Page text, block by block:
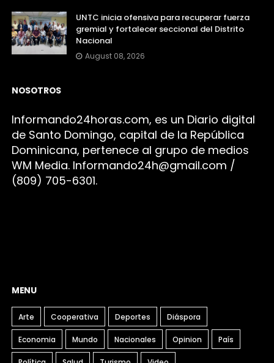
UNTC inicia ofensiva para recuperar fuerza
gremial y fortalecer seccional del Distrito
Nacional
August 08, 2026
NOSOTROS
Informando24horas.com, es un Diario digital
de Santo Domingo, capital de la República
Dominicana, pertenece al grupo de medios
WM Media. Informando24h@gmail.com /
(809) 705-6301.
MENU
Arte Cooperativa Deportes Diáspora
Economia Mundo Nacionales Opinion País